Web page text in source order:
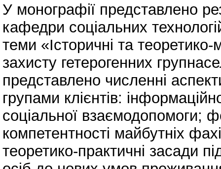
У монографії представлено
кафедри соціальних
теми «Історичні та
захисту гетерогенних
представлено численні
групами клієнтів:
соціальної взаємодопомоги;
компетентності майбутніх
теоретико-практичні засади